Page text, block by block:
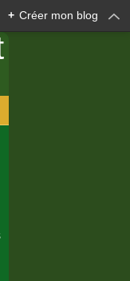
+ Créer mon blog